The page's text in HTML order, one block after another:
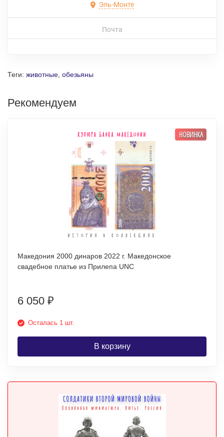
Эль-Монте
Почта
Теги: животные обезьяны
Рекомендуем
НОВИНКА
Македония 2000 динаров 2022 г. Македонское
свадебное платье из Прилепа UNC
6 050 ₽
Осталась 1 шт.
В корзину